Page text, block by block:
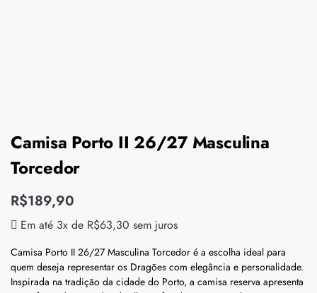
Camisa Porto II 26/27 Masculina
Torcedor
R$189,90
Em até 3x de R$63,30 sem juros
Camisa Porto II 26/27 Masculina Torcedor é a escolha ideal para
quem deseja representar os Dragões com elegância e personalidade.
Inspirada na tradição da cidade do Porto, a camisa reserva apresenta